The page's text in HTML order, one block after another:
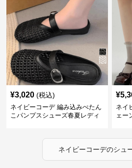
¥3,020 (税込)
ネイビーコーデ 編み込みぺたん
こパンプスシューズ春夏レディ
¥
ネイ
ェー
ネイビーコーデのシュ